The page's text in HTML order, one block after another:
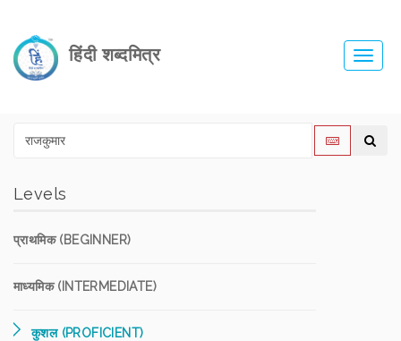
हिंदी शब्दमित्र
Levels
प्राथमिक (BEGINNER)
माध्यमिक (INTERMEDIATE)
कुशल (PROFICIENT)